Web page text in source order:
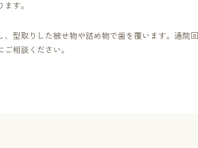
す。
型取りした被せ物や詰め物で歯を覆います。通院
相談ください。